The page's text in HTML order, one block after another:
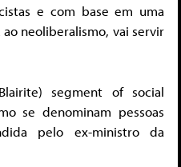
e com base em uma
neoliberalismo, vai servir
segment of social
se denominam pessoas
pelo ex-ministro da